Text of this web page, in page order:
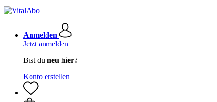
Anmelden
Jetzt anmelden
Bist du neu hier?
Konto erstellen